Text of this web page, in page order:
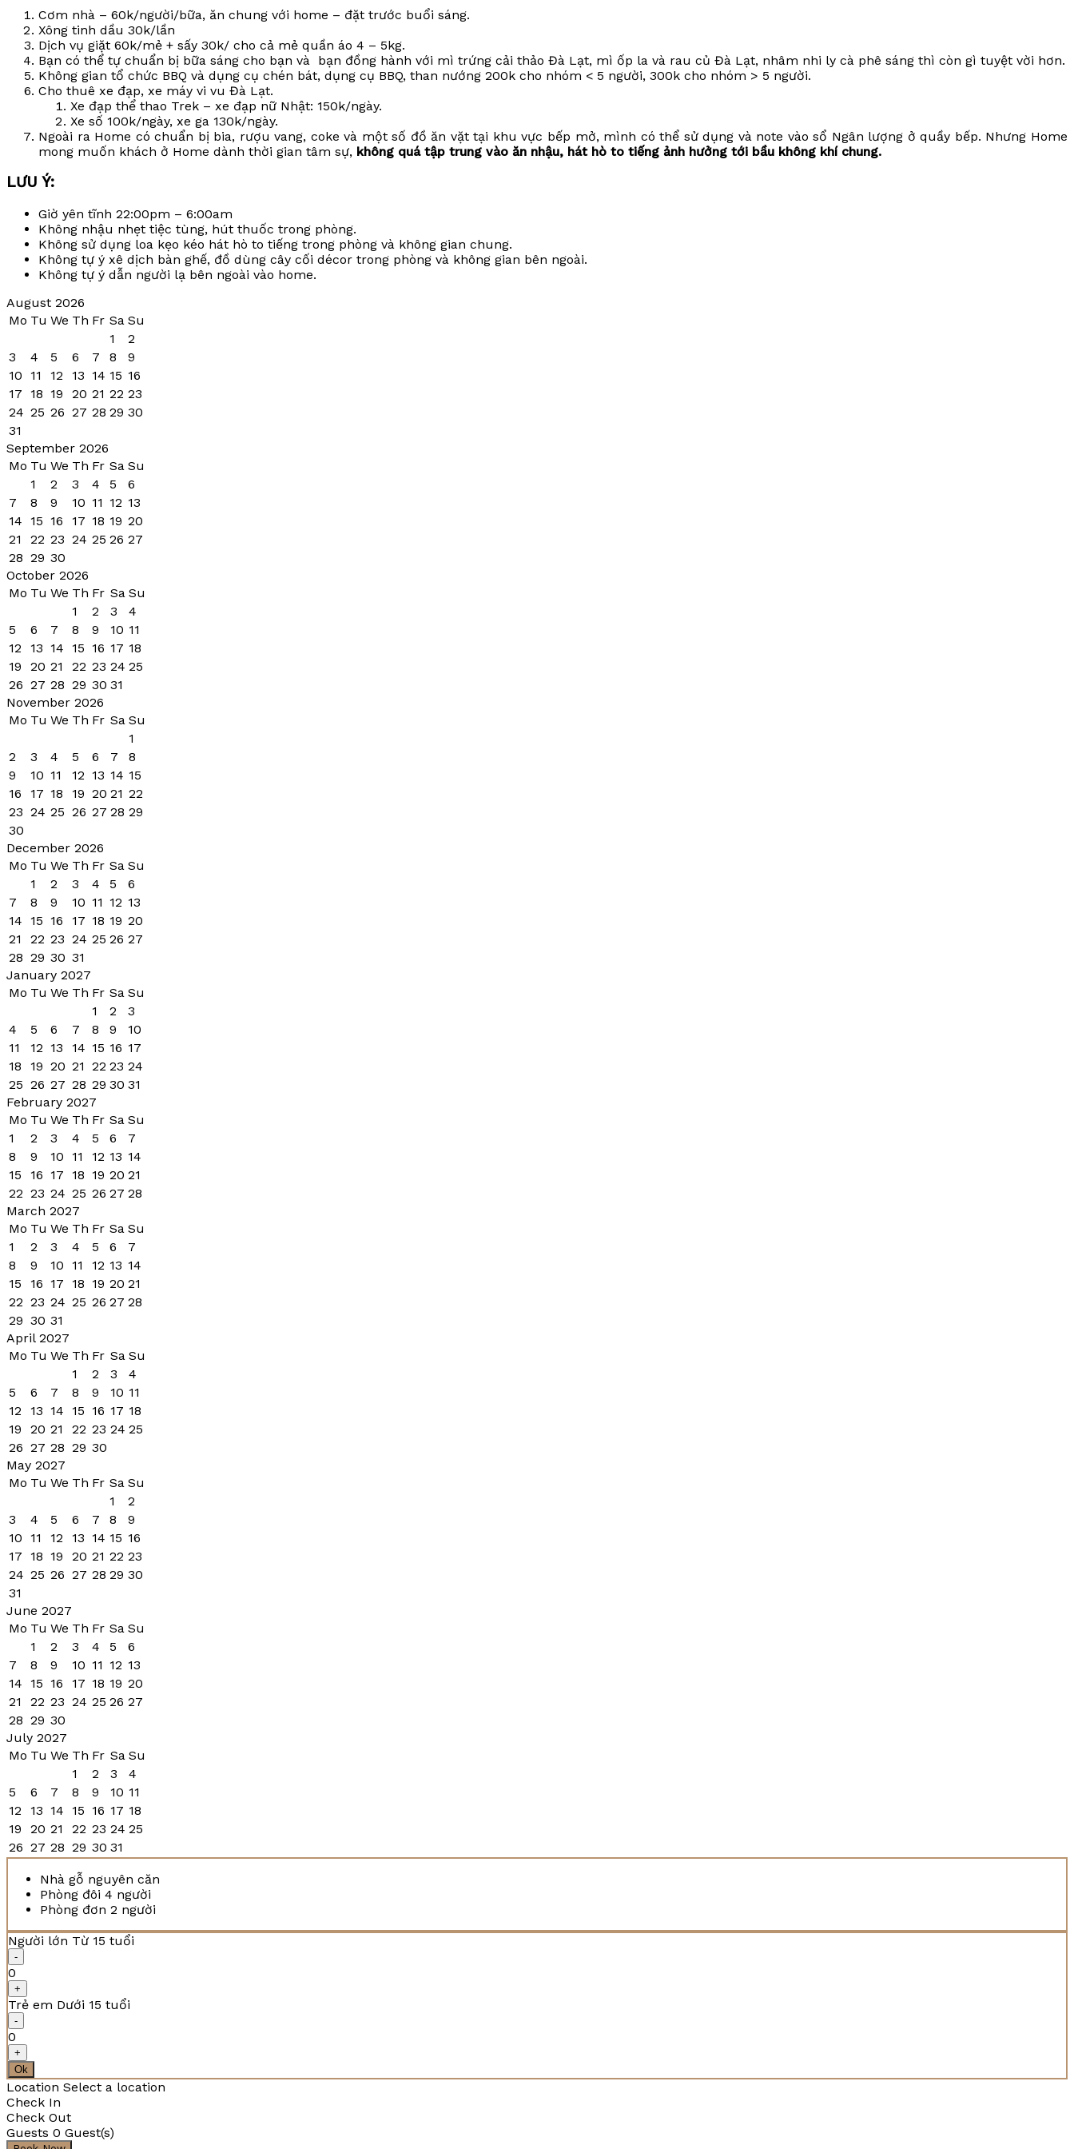
Cơm nhà – 60k/người/bữa, ăn chung với home – đặt trước buổi sáng.
Xông tinh dầu 30k/lần
Dịch vụ giặt 60k/mẻ + sấy 30k/ cho cả mẻ quần áo 4 – 5kg.
Bạn có thể tự chuẩn bị bữa sáng cho bạn và bạn đồng hành với mì trứng cải thảo Đà Lạt, mì ốp la và rau củ Đà Lạt, nhâm nhi ly cà phê sáng thì còn gì tuyệt vời hơn.
Không gian tổ chức BBQ và dụng cụ chén bát, dụng cụ BBQ, than nướng 200k cho nhóm < 5 người, 300k cho nhóm > 5 người.
Cho thuê xe đạp, xe máy vi vu Đà Lạt.
Xe đạp thể thao Trek – xe đạp nữ Nhật: 150k/ngày.
Xe số 100k/ngày, xe ga 130k/ngày.
Ngoài ra Home có chuẩn bị bia, rượu vang, coke và một số đồ ăn vặt tại khu vực bếp mở, mình có thể sử dụng và note vào sổ Ngân lượng ở quầy bếp. Nhưng Home
mong muốn khách ở Home dành thời gian tâm sự, không quá tập trung vào ăn nhậu, hát hò to tiếng ảnh hưởng tới bầu không khí chung.
LƯU Ý:
Giờ yên tĩnh 22:00pm – 6:00am
Không nhậu nhẹt tiệc tùng, hút thuốc trong phòng.
Không sử dụng loa kẹo kéo hát hò to tiếng trong phòng và không gian chung.
Không tự ý xê dịch bàn ghế, đồ dùng cây cối décor trong phòng và không gian bên ngoài.
Không tự ý dẫn người lạ bên ngoài vào home.
August 2026
Mo Tu We Th Fr Sa Su
1
2
3
4 5 6 7 8
9
10
11 12 13 14 15 16
17
18 19 20 21 22 23
24 25 26 27 28 29 30
31
September 2026
Mo Tu We Th Fr Sa Su
1
2 3 4 5
6
7
8 9 10 11 12 13
14
15 16 17 18 19 20
21
22 23 24 25 26 27
28 29 30
October 2026
Mo Tu We Th Fr Sa Su
1
2 3
4
5
6 7 8 9 10 11
12
13 14 15 16 17 18
19
20 21 22 23 24 25
26 27 28 29 30 31
November 2026
Mo Tu We Th Fr Sa Su
1
2
3 4 5 6 7
8
9
10 11 12 13 14 15
16
17 18 19 20 21 22
23 24 25 26 27 28 29
30
December 2026
Mo Tu We Th Fr Sa Su
1
2 3 4 5
6
7
8 9 10 11 12 13
14
15 16 17 18 19 20
21
22 23 24 25 26 27
28 29 30 31
January 2027
Mo Tu We Th Fr Sa Su
1
2
3
4
5 6 7 8 9
10
11
12 13 14 15 16 17
18
19 20 21 22 23 24
25 26 27 28 29 30 31
February 2027
Mo Tu We Th Fr Sa Su
1
2 3 4 5 6
7
8
9 10 11 12 13 14
15
16 17 18 19 20 21
22 23 24 25 26 27 28
March 2027
Mo Tu We Th Fr Sa Su
1
2 3 4 5 6
7
8
9 10 11 12 13 14
15
16 17 18 19 20 21
22 23 24 25 26 27 28
29 30 31
April 2027
Mo Tu We Th Fr Sa Su
1
2 3
4
5
6 7 8 9 10 11
12
13 14 15 16 17 18
19
20 21 22 23 24 25
26 27 28 29 30
May 2027
Mo Tu We Th Fr Sa Su
1
2
3
4 5 6 7 8
9
10
11 12 13 14 15 16
17
18 19 20 21 22 23
24 25 26 27 28 29 30
31
June 2027
Mo Tu We Th Fr Sa Su
1
2 3 4 5
6
7
8 9 10 11 12 13
14
15 16 17 18 19 20
21
22 23 24 25 26 27
28 29 30
July 2027
Mo Tu We Th Fr Sa Su
1
2 3
4
5
6 7 8 9 10 11
12
13 14 15 16 17 18
19
20 21 22 23 24 25
26 27 28 29 30 31
Nhà gỗ nguyên căn
Phòng đôi 4 người
Phòng đơn 2 người
Người lớn Từ 15 tuổi
-
0
+
Trẻ em Dưới 15 tuổi
-
0
+
Ok
Location Select a location
Check In
Check Out
Guests 0 Guest(s)